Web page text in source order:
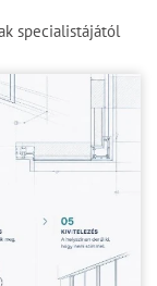
specialistájától